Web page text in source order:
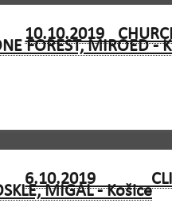
10.10.2019
FOREST, MIROED -
6.10.2019
MIGAL - Košice